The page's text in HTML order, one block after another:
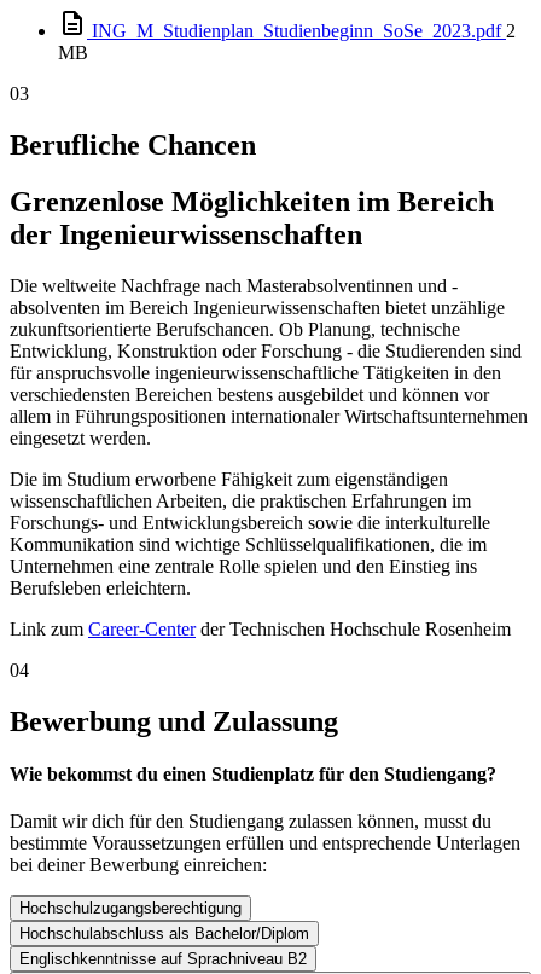
ING_M_Studienplan_Studienbeginn_SoSe_2023.pdf 2
MB
03
Berufliche Chancen
Grenzenlose Möglichkeiten im Bereich
der Ingenieurwissenschaften
Die weltweite Nachfrage nach Masterabsolventinnen und -
absolventen im Bereich Ingenieurwissenschaften bietet unzählige
zukunftsorientierte Berufschancen. Ob Planung, technische
Entwicklung, Konstruktion oder Forschung - die Studierenden sind
für anspruchsvolle ingenieurwissenschaftliche Tätigkeiten in den
verschiedensten Bereichen bestens ausgebildet und können vor
allem in Führungspositionen internationaler Wirtschaftsunternehmen
eingesetzt werden.
Die im Studium erworbene Fähigkeit zum eigenständigen
wissenschaftlichen Arbeiten, die praktischen Erfahrungen im
Forschungs- und Entwicklungsbereich sowie die interkulturelle
Kommunikation sind wichtige Schlüsselqualifikationen, die im
Unternehmen eine zentrale Rolle spielen und den Einstieg ins
Berufsleben erleichtern.
Link zum Career-Centerder Technischen Hochschule Rosenheim
04
Bewerbung und Zulassung
Wie bekommst du einen Studienplatz für den Studiengang?
Damit wir dich für den Studiengang zulassen können, musst du
bestimmte Voraussetzungen erfüllen und entsprechende Unterlagen
bei deiner Bewerbung einreichen:
Hochschulzugangsberechtigung
Hochschulabschluss als Bachelor/Diplom
Englischkenntnisse auf Sprachniveau B2